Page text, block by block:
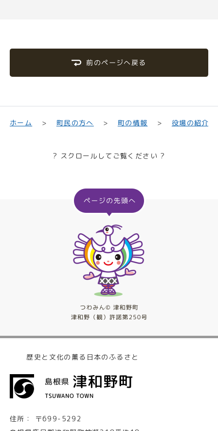
前のページへ戻る
ホーム 町民の方へ 町の情報 役場の紹介
? スクロールしてご覧ください ?
歴史と文化の薫る日本のふるさと
住所：
〒699-5292